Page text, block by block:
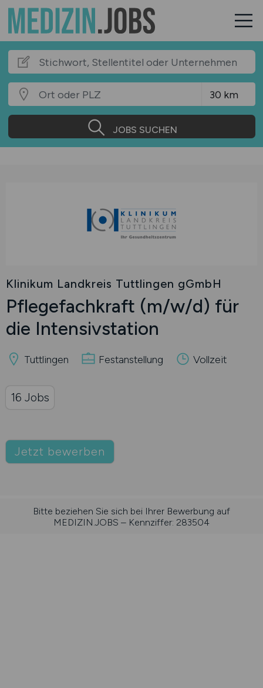
JOBS SUCHEN
Klinikum Landkreis Tuttlingen gGmbH
Pflegefachkraft (m/w/d) für
die Intensivstation
Tuttlingen Festanstellung Vollzeit
Jetzt bewerben
16 Jobs
Bitte beziehen Sie sich bei Ihrer Bewerbung auf
MEDIZIN.JOBS – Kennziffer: 283504